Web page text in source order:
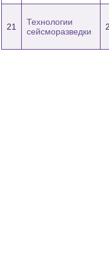
21
Технологии
сейсморазведки